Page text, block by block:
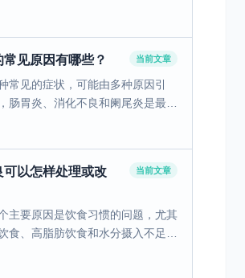
健康的饮食习惯，如暴饮暴食、进
常见原因有哪些？ 当前文章
常见的症状，可能由多种原因引
肠胃炎、消化不良和阑尾炎是最常
因。肠胃炎是由病毒、细菌或寄生
可以怎样处理或改
当前文章
主要原因是饮食习惯的问题，尤其
食、高脂肪饮食和水分摄入不足。
惯会导致胃肠蠕动减慢，粪便变得